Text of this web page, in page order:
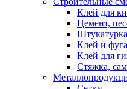
Клей для
Цемент,
Клей и
Клей для
Стяжка,